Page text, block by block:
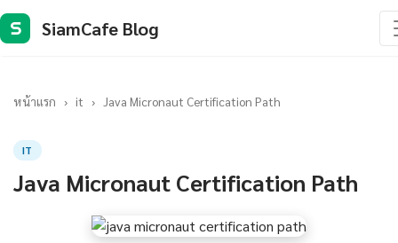
S SiamCafe Blog
หน้าแรก › it › Java Micronaut Certification Path
IT
Java Micronaut Certification Path